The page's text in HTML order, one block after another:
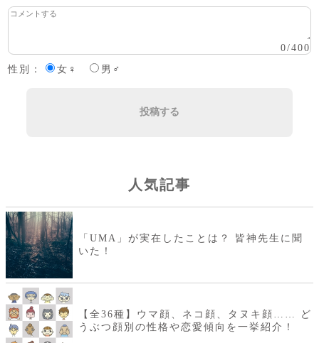
0/400
性別：
女♀ 男♂
投稿する
人気記事
「UMA」が実在したことは？ 皆神先生に聞
いた！
【全36種】ウマ顔、ネコ顔、タヌキ顔…… ど
うぶつ顔別の性格や恋愛傾向を一挙紹介！